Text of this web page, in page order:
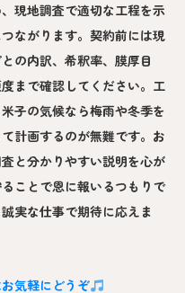
現地調査で適切な工程を示
ながります。契約前には現
の内訳、希釈率、膜厚目
まで確認してください。工
子の気候なら梅雨や冬季を
計画するのが無難です。お
と分かりやすい説明を心が
ことで恩に報いるつもりで
実な仕事で期待に応えま
気軽にどうぞ